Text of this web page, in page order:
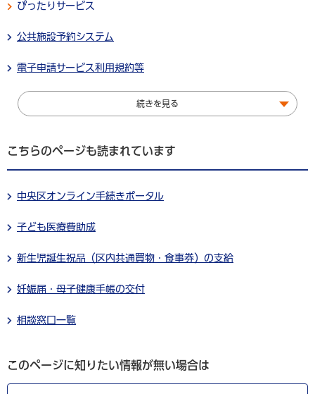
ぴったりサービス
公共施設予約システム
電子申請サービス利用規約等
続きを見る
こちらのページも読まれています
中央区オンライン手続きポータル
子ども医療費助成
新生児誕生祝品（区内共通買物・食事券）の支給
妊娠届・母子健康手帳の交付
相談窓口一覧
このページに知りたい情報が無い場合は